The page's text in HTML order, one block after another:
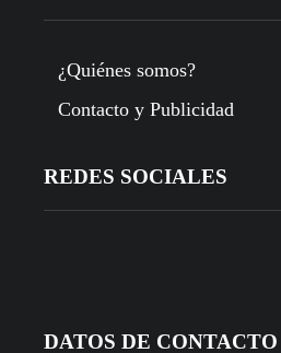
¿Quiénes somos?
Contacto y Publicidad
REDES SOCIALES
DATOS DE CONTACTO